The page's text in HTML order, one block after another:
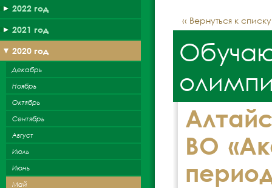
2022 год
2021 год
2020 год
Декабрь
Ноябрь
Октябрь
Сентябрь
Август
Июль
Июнь
Май
‹‹ Вернуться к
ВО